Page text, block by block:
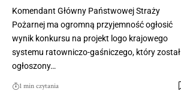
Komendant Główny Państwowej Straży
Pożarnej ma ogromną przyjemność ogłosić
wynik konkursu na projekt logo krajowego
systemu ratowniczo-gaśniczego, który został
ogłoszony…
1 min czytania